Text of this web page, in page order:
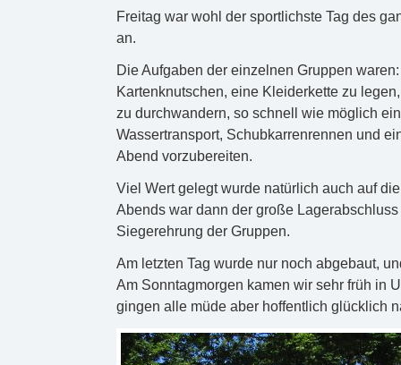
Freitag war wohl der sportlichste Tag des
an.
Die Aufgaben der einzelnen Gruppen
Kartenknutschen, eine Kleiderkette zu
zu durchwandern, so schnell wie möglich
Wassertransport, Schubkarrenrennen und
Abend vorzubereiten.
Viel Wert gelegt wurde natürlich auch auf
Abends war dann der große
Siegerehrung der Gruppen.
Am letzten Tag wurde nur noch abgebaut,
Am Sonntagmorgen kamen wir sehr früh in
gingen alle müde aber hoffentlich glücklich